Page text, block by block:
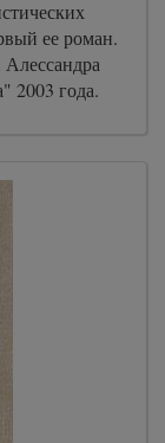
ее роман.
2003 года.